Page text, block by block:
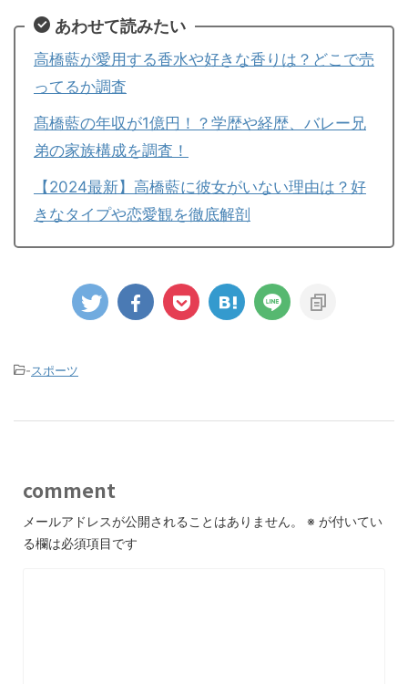
あわせて読みたい
高橋藍が愛用する香水や好きな香りは？どこで売
ってるか調査
髙橋藍の年収が1億円！？学歴や経歴、バレー兄
弟の家族構成を調査！
【2024最新】高橋藍に彼女がいない理由は？好
きなタイプや恋愛観を徹底解剖
-スポーツ
comment
メールアドレスが公開されることはありません。 ※ が付いてい
る欄は必須項目です